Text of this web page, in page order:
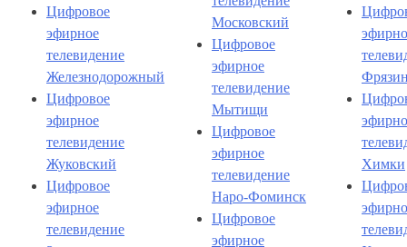
Цифровое
эфирное
телевидение
Железнодорожный
Цифровое
эфирное
телевидение
Жуковский
Цифровое
эфирное
телевидение
Московский
Цифровое
эфирное
телевидение
Мытищи
Цифровое
эфирное
телевидение
Наро-Фоминск
Цифровое
эфирное
Химки